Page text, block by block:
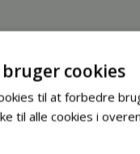
cookies
til at forbedre
til alle cookies i